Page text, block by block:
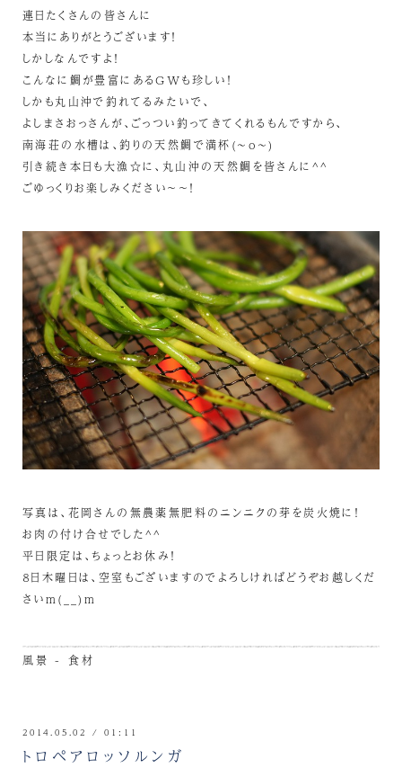
連日たくさんの皆さんに
本当にありがとうございます！
しかしなんですよ！
こんなに鯛が豊富にあるGWも珍しい！
しかも丸山沖で釣れてるみたいで、
よしまさおっさんが、ごっつい釣ってきてくれるもんですから、
南海荘の水槽は、釣りの天然鯛で満杯(~o~)
引き続き本日も大漁☆に、丸山沖の天然鯛を皆さんに^^
ごゆっくりお楽しみください～～！
写真は、花岡さんの無農薬無肥料のニンニクの芽を炭火焼に！
お肉の付け合せでした^^
平日限定は、ちょっとお休み！
８日木曜日は、空室もございますのでよろしければどうぞお越しくだ
さいm(__)m
風景 - 食材
2014.05.02 / 01:11
トロペアロッソルンガ